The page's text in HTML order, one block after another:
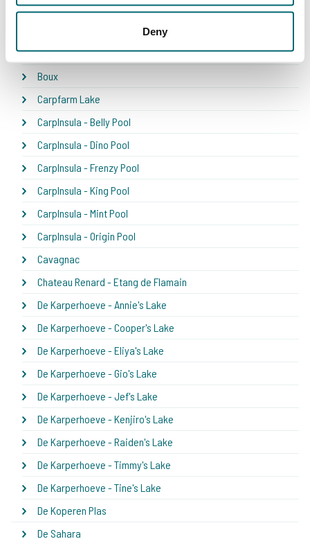
Deny
Bel Eaux - Etang du Yeti
Boschetto
Boux
Carpfarm Lake
CarpInsula - Belly Pool
CarpInsula - Dino Pool
CarpInsula - Frenzy Pool
CarpInsula - King Pool
CarpInsula - Mint Pool
CarpInsula - Origin Pool
Cavagnac
Chateau Renard - Etang de Flamain
De Karperhoeve - Annie's Lake
De Karperhoeve - Cooper's Lake
De Karperhoeve - Eliya's Lake
De Karperhoeve - Gio's Lake
De Karperhoeve - Jef's Lake
De Karperhoeve - Kenjiro's Lake
De Karperhoeve - Raiden's Lake
De Karperhoeve - Timmy's Lake
De Karperhoeve - Tine's Lake
De Koperen Plas
De Sahara